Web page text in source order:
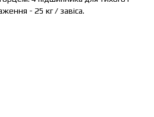
- 25 кг / завіса.